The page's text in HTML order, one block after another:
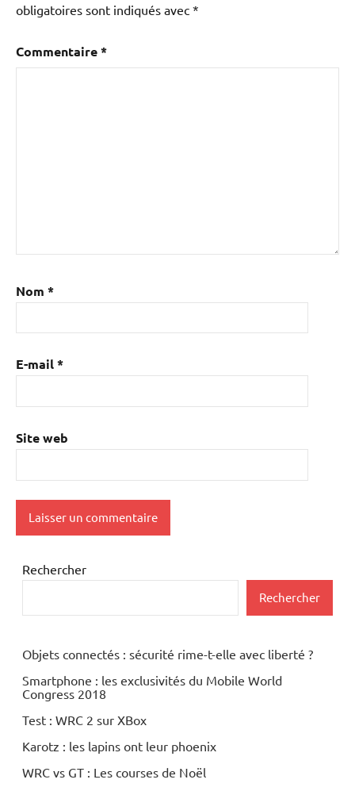
obligatoires sont indiqués avec *
Commentaire*
Nom *
E-mail*
Site web
Rechercher
Rechercher
Objets connectés : sécurité rime-t-elle avec liberté ?
Smartphone : les exclusivités du Mobile World
Congress 2018
Test : WRC 2 sur XBox
Karotz : les lapins ont leur phoenix
WRC vs GT : Les courses de Noël